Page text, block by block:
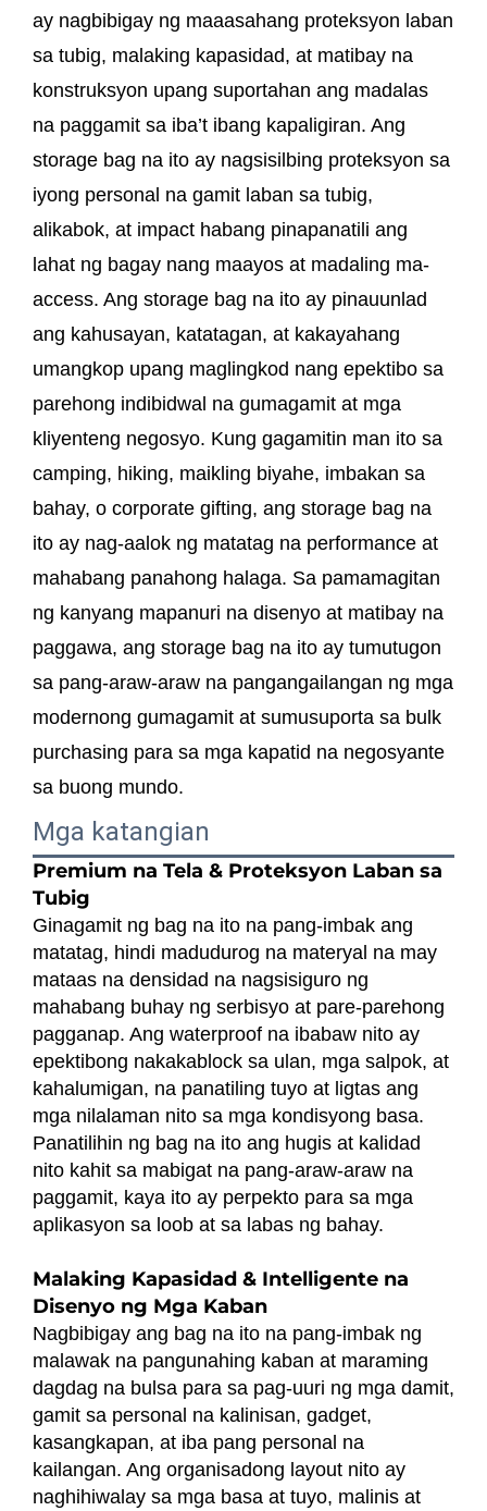
ay nagbibigay ng maaasahang proteksyon laban
sa tubig, malaking kapasidad, at matibay na
konstruksyon upang suportahan ang madalas
na paggamit sa iba’t ibang kapaligiran. Ang
storage bag na ito ay nagsisilbing proteksyon sa
iyong personal na gamit laban sa tubig,
alikabok, at impact habang pinapanatili ang
lahat ng bagay nang maayos at madaling ma-
access. Ang storage bag na ito ay pinauunlad
ang kahusayan, katatagan, at kakayahang
umangkop upang maglingkod nang epektibo sa
parehong indibidwal na gumagamit at mga
kliyenteng negosyo. Kung gagamitin man ito sa
camping, hiking, maikling biyahe, imbakan sa
bahay, o corporate gifting, ang storage bag na
ito ay nag-aalok ng matatag na performance at
mahabang panahong halaga. Sa pamamagitan
ng kanyang mapanuri na disenyo at matibay na
paggawa, ang storage bag na ito ay tumutugon
sa pang-araw-araw na pangangailangan ng mga
modernong gumagamit at sumusuporta sa bulk
purchasing para sa mga kapatid na negosyante
sa buong mundo.
Mga katangian
Premium na Tela & Proteksyon Laban sa
Tubig
Ginagamit ng bag na ito na pang-imbak ang
matatag, hindi madudurog na materyal na may
mataas na densidad na nagsisiguro ng
mahabang buhay ng serbisyo at pare-parehong
pagganap. Ang waterproof na ibabaw nito ay
epektibong nakakablock sa ulan, mga salpok, at
kahalumigan, na panatiling tuyo at ligtas ang
mga nilalaman nito sa mga kondisyong basa.
Panatilihin ng bag na ito ang hugis at kalidad
nito kahit sa mabigat na pang-araw-araw na
paggamit, kaya ito ay perpekto para sa mga
aplikasyon sa loob at sa labas ng bahay.
Malaking Kapasidad & Intelligente na
Disenyo ng Mga Kaban
Nagbibigay ang bag na ito na pang-imbak ng
malawak na pangunahing kaban at maraming
dagdag na bulsa para sa pag-uuri ng mga damit,
gamit sa personal na kalinisan, gadget,
kasangkapan, at iba pang personal na
kailangan. Ang organisadong layout nito ay
naghihiwalay sa mga basa at tuyo, malinis at